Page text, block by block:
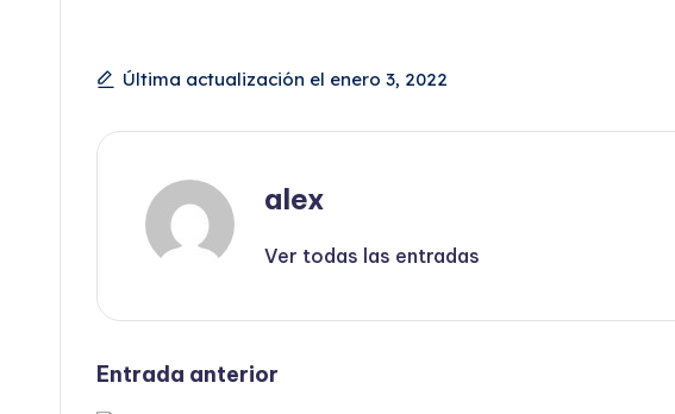
Última actualización el enero 3, 2022
alex
Ver todas las entradas
Navegación
Entrada anterior